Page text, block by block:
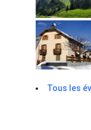
Tous les